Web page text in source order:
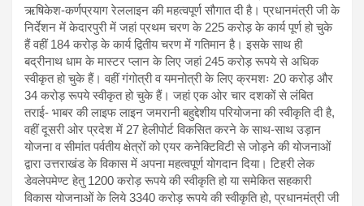
ऋषिकेश-कर्णप्रयाग रेललाइन की महत्वपूर्ण सौगात दी है। प्रधानमंत्री जी के
निर्देशन में केदारपुरी में जहां प्रथम चरण के 225 करोड़ के कार्य पूर्ण हो चुके
हैं वहीं 184 करोड़ के कार्य द्वितीय चरण में गतिमान है। इसके साथ ही
बद्रीनाथ धाम के मास्टर प्लान के लिए जहां 245 करोड़ रूपये से अधिक
स्वीकृत हो चुके हैं। वहीं गंगोत्री व यमनोत्री के लिए क्रमशः 20 करोड़ और
34 करोड़ रूपये स्वीकृत हो चुके हैं। जहां एक ओर चार दशकों से लंबित
तराई- भाबर की लाइफ लाइन जमरानी बहुद्देशीय परियोजना की स्वीकृति दी है,
वहीं दूसरी ओर प्रदेश में 27 हेलीपोर्ट विकसित करने के साथ-साथ उड़ान
योजना व सीमांत पर्वतीय क्षेत्रों को एयर कनेक्टिविटी से जोड़ने की योजनाओं
द्वारा उत्तराखंड के विकास में अपना महत्वपूर्ण योगदान दिया। टिहरी लेक
डेवलेपमेण्ट हेतु 1200 करोड़ रूपये की स्वीकृति हो या समेकित सहकारी
विकास योजनाओं के लिये 3340 करोड़ रूपये की स्वीकृति हो, प्रधानमंत्री जी